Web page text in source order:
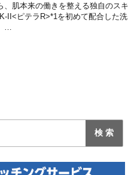
、肌本来の働きを整える独自のスキ
II<ピテラR>*1を初めて配合した洗
…